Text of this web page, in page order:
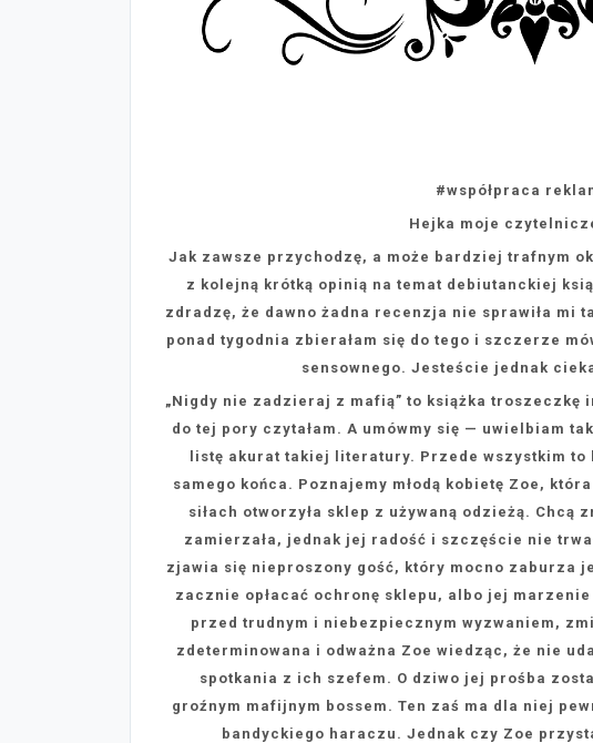
#współpraca
Hejka moje
Jak zawsze przychodzę, a może bardziej trafnym
z kolejną krótką opinią na temat debiutanckiej
zdradzę, że dawno żadna recenzja nie sprawiła mi
ponad tygodnia zbierałam się do tego i szczerze
sensownego. Jesteście jednak
„Nigdy nie zadzieraj z mafią” to książka troszeczkę
do tej pory czytałam. A umówmy się — uwielbiam
listę akurat takiej literatury. Przede wszystkim to
samego końca. Poznajemy młodą kobietę Zoe,
siłach otworzyła sklep z używaną odzieżą. Chcą
zamierzała, jednak jej radość i szczęście nie
zjawia się nieproszony gość, który mocno zaburza
zacznie opłacać ochronę sklepu, albo jej
przed trudnym i niebezpiecznym wyzwaniem,
zdeterminowana i odważna Zoe wiedząc, że nie
spotkania z ich szefem. O dziwo jej prośba
groźnym mafijnym bossem. Ten zaś ma dla niej
bandyckiego haraczu. Jednak czy Zoe